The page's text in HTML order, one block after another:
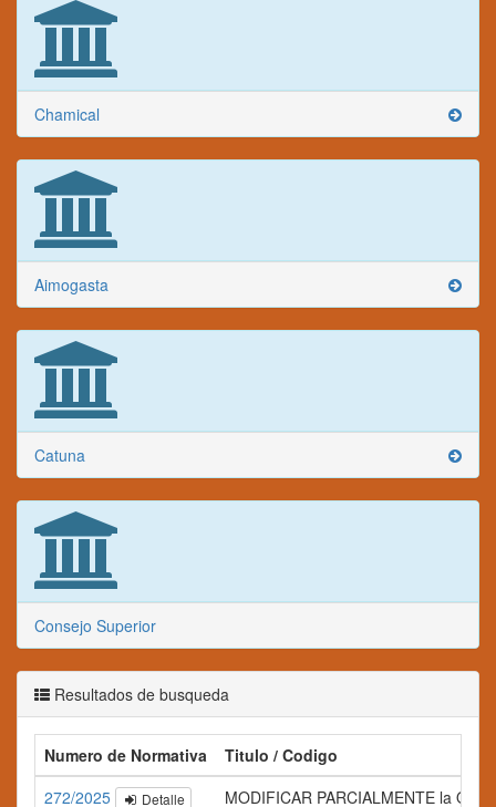
Chamical
Aimogasta
Catuna
Consejo Superior
Resultados de busqueda
Numero de Normativa
Titulo / Codigo
272/2025
Detalle MODIFICAR PARCIALMENTE la